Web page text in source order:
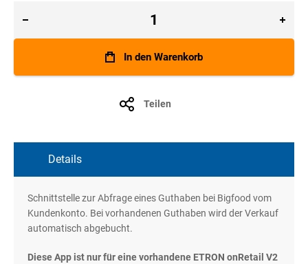
In den Warenkorb
Teilen
Details
Schnittstelle zur Abfrage eines Guthaben bei Bigfood vom
Kundenkonto. Bei vorhandenen Guthaben wird der Verkauf
automatisch abgebucht.
Diese App ist nur für eine vorhandene ETRON onRetail V2